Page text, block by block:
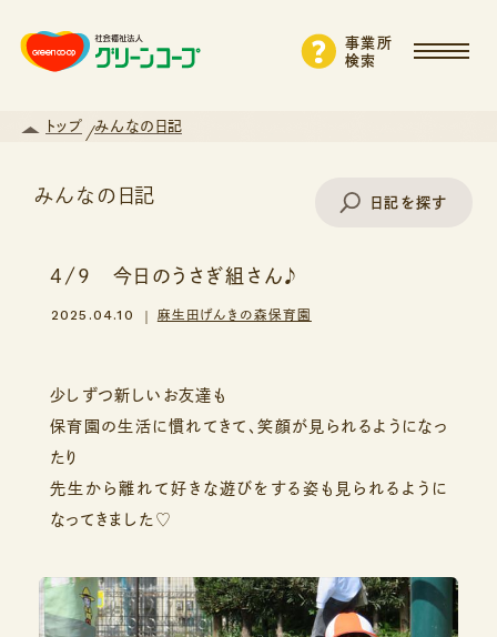
事業所
検索
トップ みんなの日記
みんなの日記 日記を探す
エリアから探す
支援・サービスから探す
4/9 今日のうさぎ組さん♪
2025.04.10 麻生田げんきの森保育園
少しずつ新しいお友達も
保育園の生活に慣れてきて、笑顔が見られるようになっ
たり
先生から離れて好きな遊びをする姿も見られるように
なってきました♡